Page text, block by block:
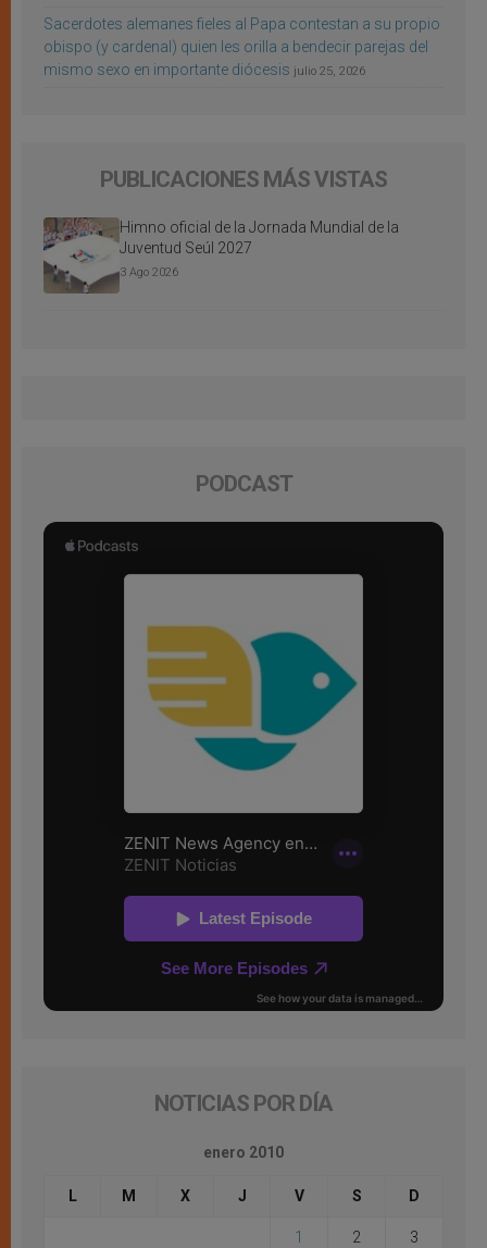
Sacerdotes alemanes fieles al Papa contestan a su propio
obispo (y cardenal) quien les orilla a bendecir parejas del
mismo sexo en importante diócesis julio 25, 2026
PUBLICACIONES MÁS VISTAS
Himno oficial de la Jornada Mundial de la
Juventud Seúl 2027
3 Ago 2026
PODCAST
NOTICIAS POR DÍA
enero 2010
L M X J V S D
1 2 3